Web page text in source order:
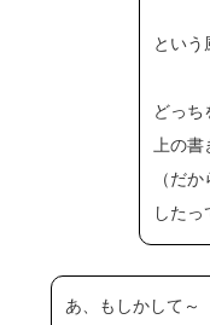
という
どっち
上の書
（だ
したっ
あ、もしかして～